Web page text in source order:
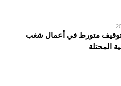
توقيف متورط في أعمال شغب
المحتلة